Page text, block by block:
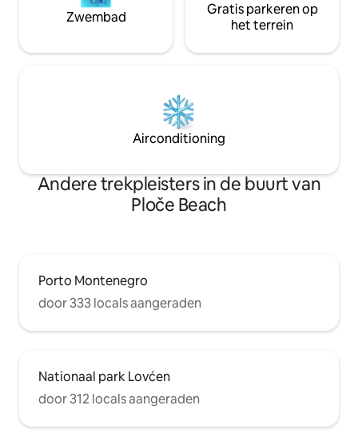
Zwembad
Gratis parkeren op
het terrein
Airconditioning
Andere trekpleisters in de buurt van
Ploče Beach
Porto Montenegro
door 333 locals aangeraden
Nationaal park Lovćen
door 312 locals aangeraden